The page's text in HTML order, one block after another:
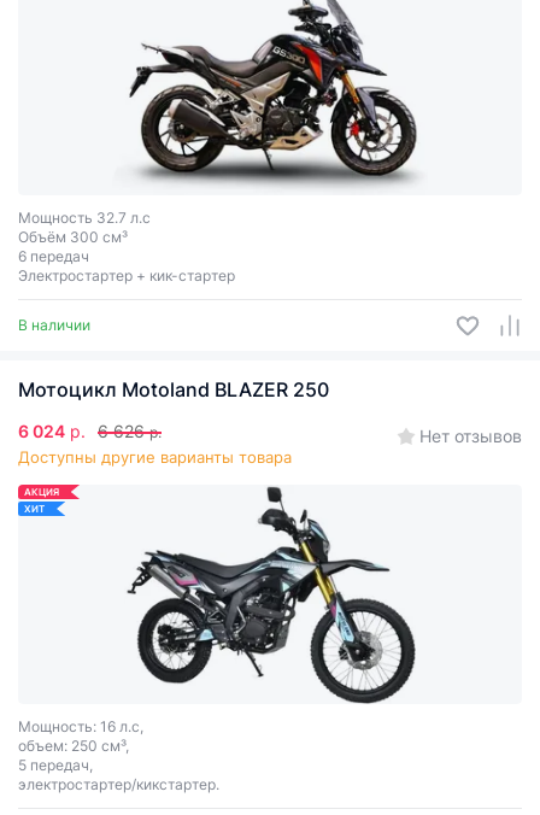
Мощность 32.7 л.с
Объём 300 см³
6 передач
Электростартер + кик-стартер
В наличии
Мотоцикл Motoland BLAZER 250
6 024 р. 6 626 р.
Доступны другие варианты товара
Нет отзывов
АКЦИЯ
ХИТ
Мощность: 16 л.с,
объем: 250 см³,
5 передач,
электростартер/кикстартер.